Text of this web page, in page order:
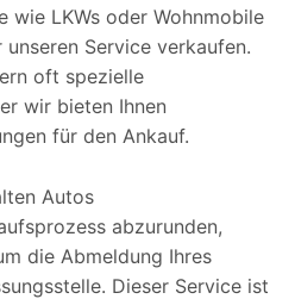
wie LKWs oder Wohnmobile
Service verkaufen.
oft spezielle
wir bieten Ihnen
für den Ankauf.
Autos
abzurunden,
die Abmeldung Ihres
Dieser Service ist